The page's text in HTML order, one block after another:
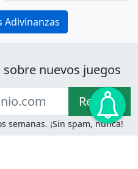
Adivinanzas
nuevos juegos
Recibir!
semanas. ¡Sin spam, nunca!